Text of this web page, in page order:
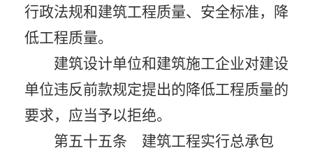
行政法规和建筑工程质量、安全标准，降
低工程质量。
建筑设计单位和建筑施工企业对建设
单位违反前款规定提出的降低工程质量的
要求，应当予以拒绝。
第五十五条 建筑工程实行总承包